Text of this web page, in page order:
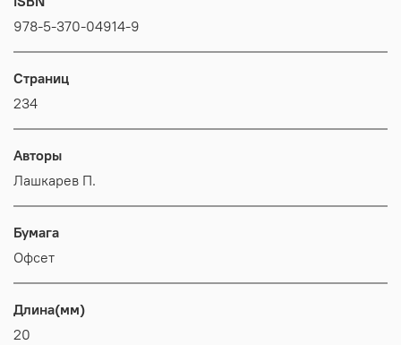
978-5-370-04914-9
Страниц
234
Авторы
Лашкарев П.
Бумага
Офсет
Длина(мм)
20